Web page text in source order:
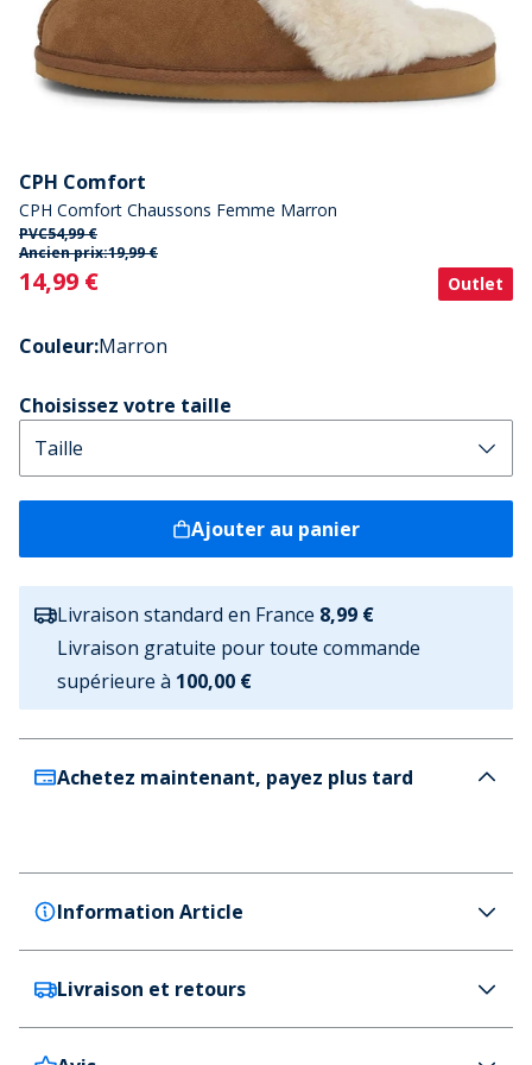
CPH Comfort
CPH Comfort Chaussons Femme Marron
PVC54,99 €
Ancien prix:19,99 €
Current
14,99 € Outlet
Couleur:Marron
Choisissez votre taille
Ajouter au panier
Livraison standard en France 8,99 €
Livraison gratuite pour toute commande
supérieure à 100,00 €
Achetez maintenant, payez plus tard
Information Article
CPH Comfort
CPH Comfort Chaussons Femme Marron
Couleur
Livraison et retours